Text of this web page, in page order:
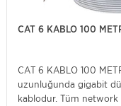
CAT 6 KABLO 100
CAT 6 KABLO 100
uzunluğunda gigabit
kablodur. Tüm